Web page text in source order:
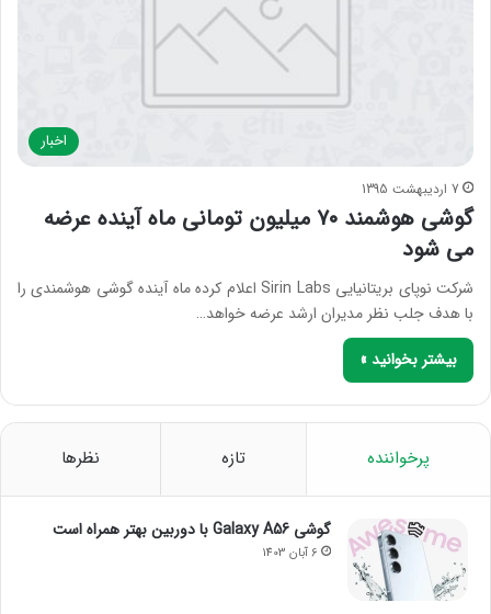
اخبار
7 اردیبهشت 1395
گوشی هوشمند ۷۰ میلیون تومانی ماه آینده عرضه
می شود
شرکت نوپای بریتانیایی Sirin Labs اعلام کرده ماه آینده گوشی هوشمندی را
با هدف جلب نظر مدیران ارشد عرضه خواهد…
بیشتر بخوانید »
پرخواننده تازه نظرها
گوشی Galaxy A56 با دوربین بهتر همراه است
6 آبان 1403